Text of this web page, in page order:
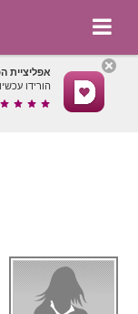
אפליציית
הורידו